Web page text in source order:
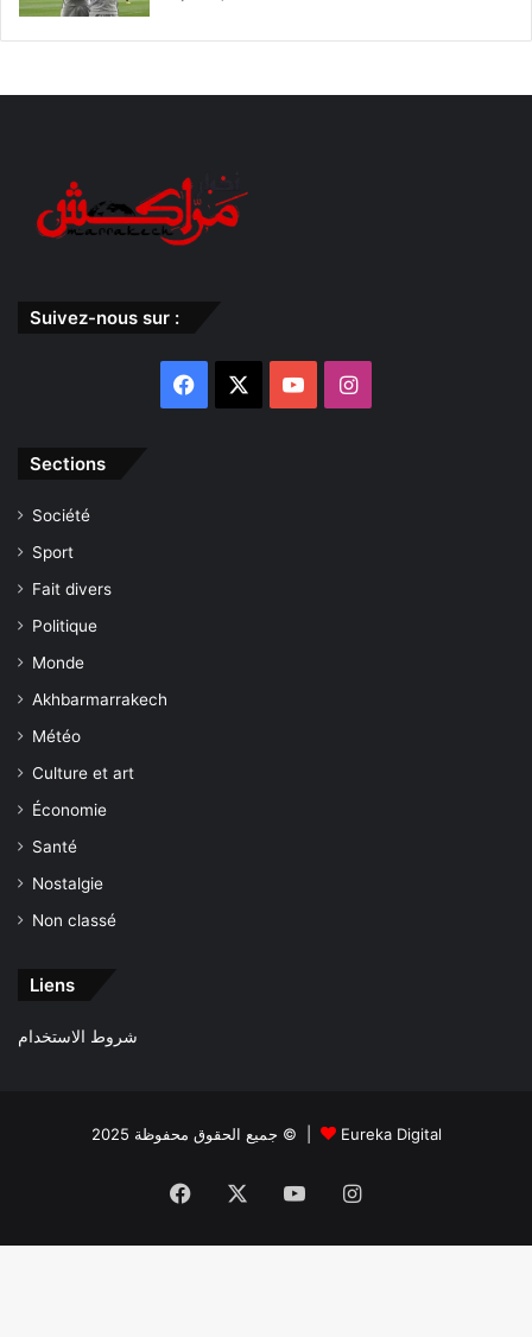
Suivez-nous sur :
Facebook YouTubeInstagram
Sections
Société
Sport
Fait divers
Politique
Monde
Akhbarmarrakech
Météo
Culture et art
Économie
Santé
Nostalgie
Non classé
Liens
شروط الاستخدام
جميع الحقوق محفوظة 2025 © | Eureka Digital
Facebook YouTubeInstagram